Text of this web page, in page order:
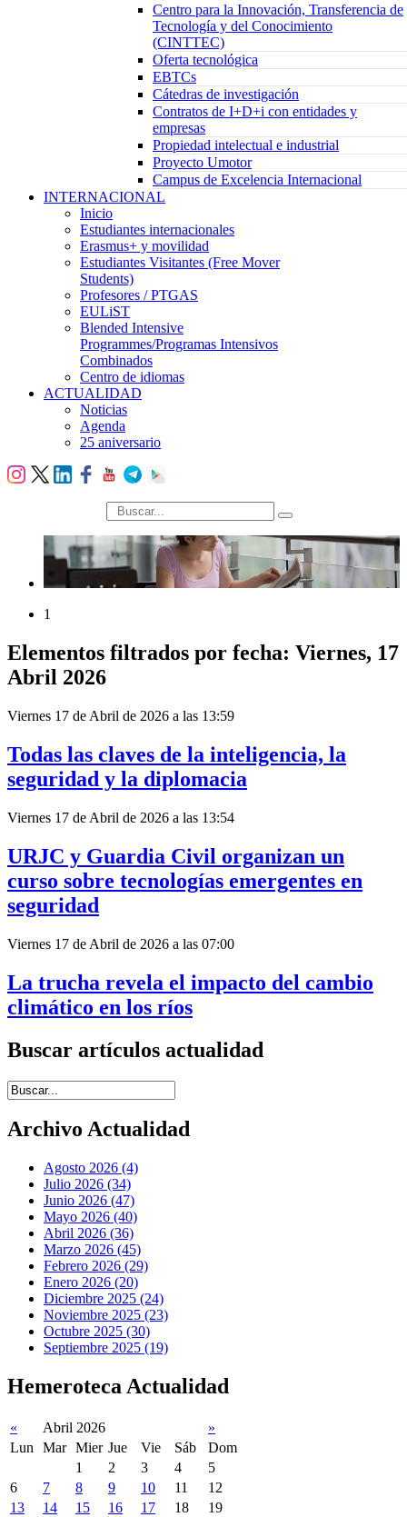
Centro para la Innovación, Transferencia de
Tecnología y del Conocimiento
(CINTTEC)
Oferta tecnológica
EBTCs
Cátedras de investigación
Contratos de I+D+i con entidades y
empresas
Propiedad intelectual e industrial
Proyecto Umotor
Campus de Excelencia Internacional
INTERNACIONAL
Inicio
Estudiantes internacionales
Erasmus+ y movilidad
Estudiantes Visitantes (Free Mover
Students)
Profesores / PTGAS
EULiST
Blended Intensive
Programmes/Programas Intensivos
Combinados
Centro de idiomas
ACTUALIDAD
Noticias
Agenda
25 aniversario
búsqueda
1
Elementos filtrados por fecha: Viernes, 17
Abril 2026
Viernes 17 de Abril de 2026 a las 13:59
Todas las claves de la inteligencia, la
seguridad y la diplomacia
Viernes 17 de Abril de 2026 a las 13:54
URJC y Guardia Civil organizan un
curso sobre tecnologías emergentes en
seguridad
Viernes 17 de Abril de 2026 a las 07:00
La trucha revela el impacto del cambio
climático en los ríos
Buscar artículos actualidad
Introduce términos de búsqueda
Archivo Actualidad
Agosto 2026 (4)
Julio 2026 (34)
Junio 2026 (47)
Mayo 2026 (40)
Abril 2026 (36)
Marzo 2026 (45)
Febrero 2026 (29)
Enero 2026 (20)
Diciembre 2025 (24)
Noviembre 2025 (23)
Octubre 2025 (30)
Septiembre 2025 (19)
Hemeroteca Actualidad
« Abril 2026
»
Lun
Mar Mier Jue Vie Sáb
Dom
1
2 3 4
5
6
7 8 9 10 11
12
13
14 15 16 17 18
19